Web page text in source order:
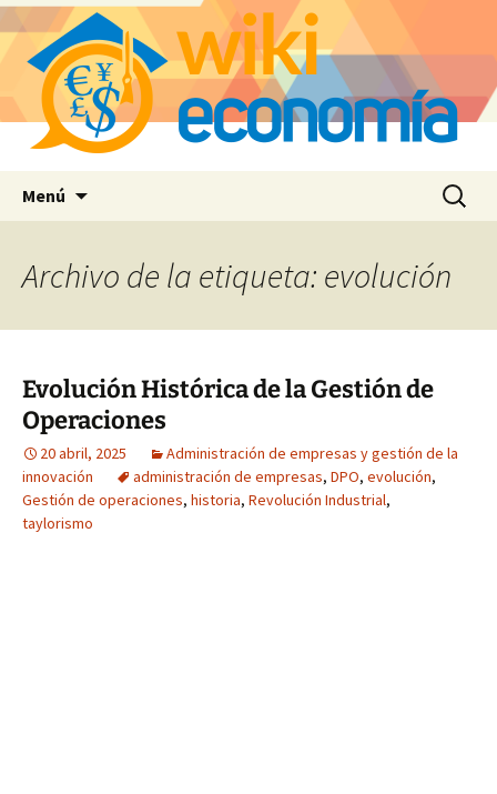
Menú Buscar:
Archivo de la etiqueta: evolución
Evolución Histórica de la Gestión de
Operaciones
20 abril, 2025
Administración de empresas y gestión de la
innovación
administración de empresas, DPO, evolución,
Gestión de operaciones, historia, Revolución Industrial,
taylorismo